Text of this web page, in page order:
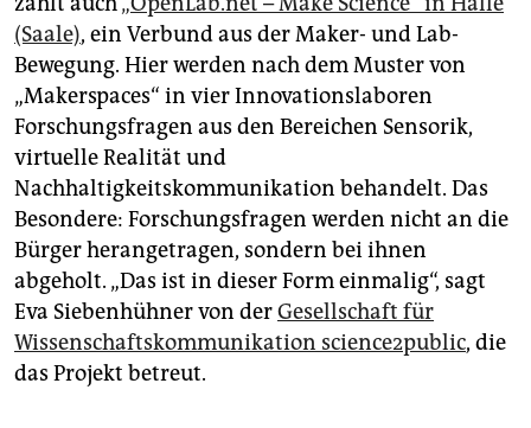
(Saale), ein Verbund aus der Maker- und Lab-
Bewegung. Hier werden nach dem Muster von
„Makerspaces“ in vier Innovationslaboren
Forschungsfragen aus den Bereichen Sensorik,
virtuelle Realität und
Nachhaltigkeitskommunikation behandelt. Das
Besondere: Forschungsfragen werden nicht an die
Bürger herangetragen, sondern bei ihnen
abgeholt. „Das ist in dieser Form einmalig“, sagt
Eva Siebenhühner von derGesellschaft für
Wissenschaftskommunikation science2public, die
das Projekt betreut.